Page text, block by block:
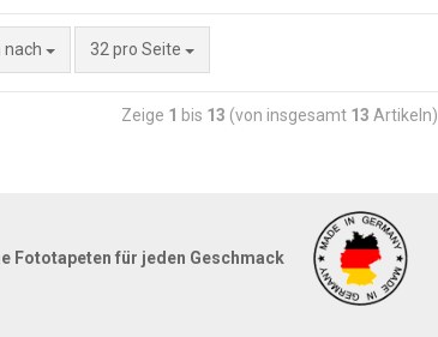
nach 32 pro Seite
Zeige 1 bis 13 (von insgesamt 13 Artikeln)
Fototapeten für jeden Geschmack